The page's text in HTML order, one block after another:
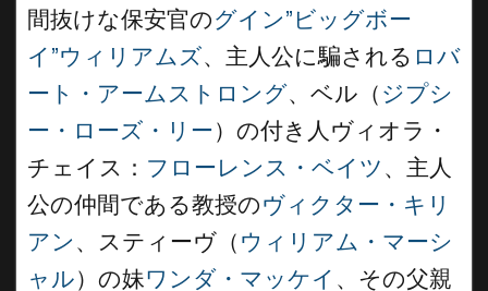
間抜けな保安官のグイン”ビッグボー
イ”ウィリアムズ、主人公に騙される ロバ
ート・アームストロング、ベル（ ジプシ
ー・ローズ・リー）の付き人ヴィオラ・
チェイス： フローレンス・ベイツ 、主人
公の仲間である教授のヴィクター・キリ
アン 、スティーヴ（ ウィリアム・マーシ
ャル）の妹ワンダ・マッケイ 、その父親